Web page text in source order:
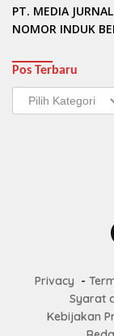
PT. MEDIA
NOMOR INDUK
Pos Terbaru
Pos
Terbaru
Privacy
Syarat
Kebijakan